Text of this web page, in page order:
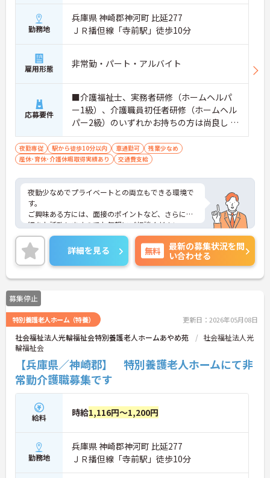
勤務地
兵庫県 神崎郡神河町 比延277
ＪＲ播但線「寺前駅」徒歩10分
雇用形態 非常勤・パート・アルバイト
応募要件
■介護福祉士、実務者研修（ホームヘルパ
ー1級）、介護職員初任者研修（ホームヘル
パー2級）のいずれかお持ちの方は尚良し ※
経験のある方は尚良し ※未経験者、無資格
者応相談
夜勤専従 駅から徒歩10分以内 車通勤可
残業少なめ
産休･育休･介護休暇取得実績あり
交通費支給
夜勤少なめでプライベートとの両立もできる環境で
す。
ご興味ある方には、面接のポイントなど、さらに詳
細をお話致しますのでお気軽にご相談ください。
詳細を見る 無料
最新の募集状況を問
い合わせる
募集停止
特別養護老人ホーム（特養） 更新日：2026年05月08日
社会福祉法人光輪福祉会特別養護老人ホームあやめ苑
社会福祉法人光
輪福祉会
【兵庫県／神崎郡】 特別養護老人ホームにて非
常勤介護職募集です
給料 時給1,116円～1,200円
勤務地
兵庫県 神崎郡神河町 比延277
ＪＲ播但線「寺前駅」徒歩10分